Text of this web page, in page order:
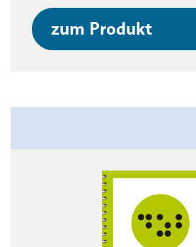
zum Produkt